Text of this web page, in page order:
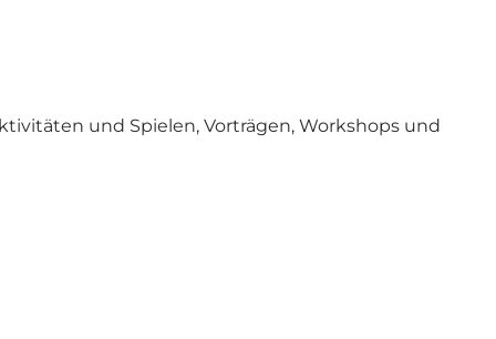
und Spielen, Vorträgen, Workshops und